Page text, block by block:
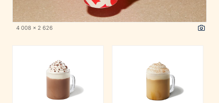
4 008 x 2 626